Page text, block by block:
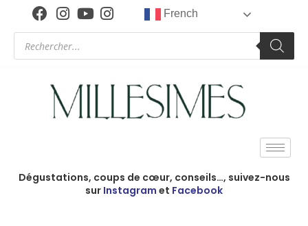
French
Dégustations, coups de cœur, conseils…, suivez-nous
sur Instagram et Facebook